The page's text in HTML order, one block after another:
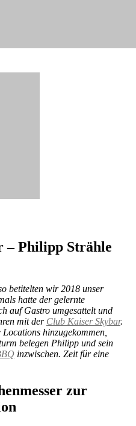
– Philipp Strähle
betitelten wir 2018 unser
hatte der gelernte
auf Gastro umgesattelt und
mit der Club Kaiser Skybar.
hinzugekommen,
belegen Philipp und sein
inzwischen. Zeit für eine
zur